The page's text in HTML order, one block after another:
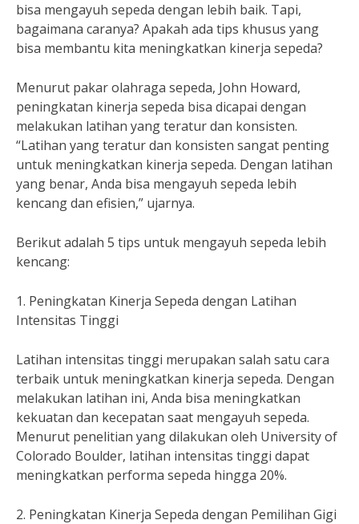
bisa mengayuh sepeda dengan lebih baik. Tapi,
bagaimana caranya? Apakah ada tips khusus yang
bisa membantu kita meningkatkan kinerja sepeda?
Menurut pakar olahraga sepeda, John Howard,
peningkatan kinerja sepeda bisa dicapai dengan
melakukan latihan yang teratur dan konsisten.
“Latihan yang teratur dan konsisten sangat penting
untuk meningkatkan kinerja sepeda. Dengan latihan
yang benar, Anda bisa mengayuh sepeda lebih
kencang dan efisien,” ujarnya.
Berikut adalah 5 tips untuk mengayuh sepeda lebih
kencang:
1. Peningkatan Kinerja Sepeda dengan Latihan
Intensitas Tinggi
Latihan intensitas tinggi merupakan salah satu cara
terbaik untuk meningkatkan kinerja sepeda. Dengan
melakukan latihan ini, Anda bisa meningkatkan
kekuatan dan kecepatan saat mengayuh sepeda.
Menurut penelitian yang dilakukan oleh University of
Colorado Boulder, latihan intensitas tinggi dapat
meningkatkan performa sepeda hingga 20%.
2. Peningkatan Kinerja Sepeda dengan Pemilihan Gigi